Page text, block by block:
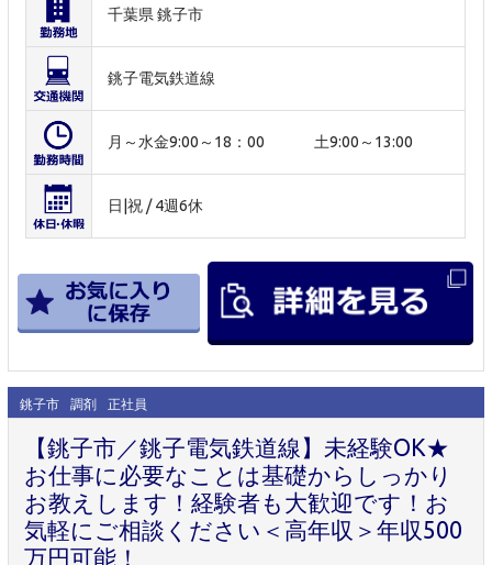
千葉県 銚子市
銚子電気鉄道線
月～水金9:00～18：00 土9:00～13:00
日|祝 / 4週6休
銚子市 調剤 正社員
【銚子市／銚子電気鉄道線】未経験OK★
お仕事に必要なことは基礎からしっかり
お教えします！経験者も大歓迎です！お
気軽にご相談ください＜高年収＞年収500
万円可能！